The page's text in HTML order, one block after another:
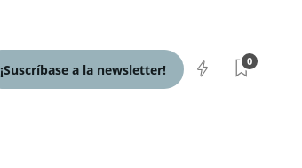
¡Suscríbase a la newsletter!
0